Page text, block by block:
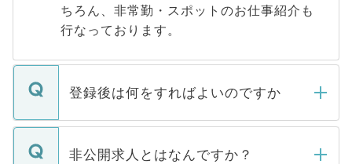
ちろん、非常勤・スポットのお仕事紹介も
行なっております。
登録後は何をすればよいのですか
ご登録いただきましたら、弊社担当者がご
登録内容を確認し、その後メールもしくは
非公開求人とはなんですか？